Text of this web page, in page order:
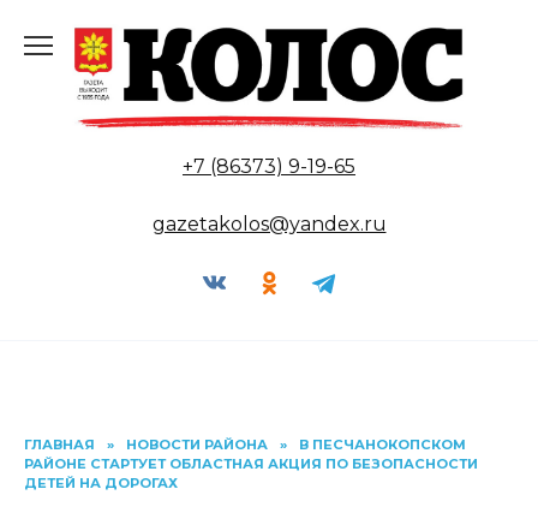
содержанию
+7 (86373) 9-19-65
gazetakolos@yandex.ru
ГЛАВНАЯ » НОВОСТИ РАЙОНА »
В ПЕСЧАНОКОПСКОМ
РАЙОНЕ СТАРТУЕТ ОБЛАСТНАЯ АКЦИЯ ПО БЕЗОПАСНОСТИ
ДЕТЕЙ НА ДОРОГАХ